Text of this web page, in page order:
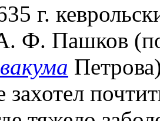
г.
Ф. Пашков
захотел